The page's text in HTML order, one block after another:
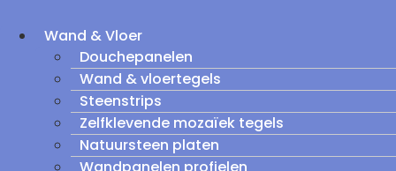
Wand & Vloer
Douchepanelen
Wand & vloertegels
Steenstrips
Zelfklevende mozaïek tegels
Natuursteen platen
Wandpanelen profielen